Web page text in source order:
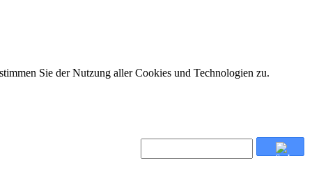
Sie der Nutzung aller Cookies und Technologien zu.